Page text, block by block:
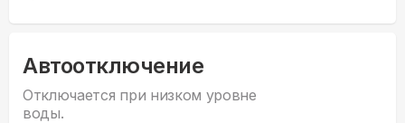
Автоотключение
Отключается при низком уровне
воды.